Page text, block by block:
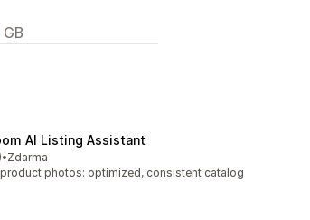
AI Listing Assistant
recenzí: 26
•Zdarma
photos: optimized, consistent catalog